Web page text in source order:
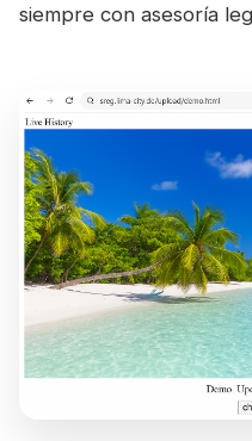
siempre con asesoría